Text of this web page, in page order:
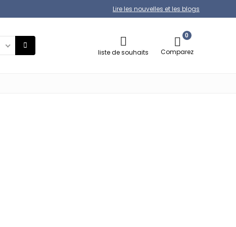
Lire les nouvelles et les blogs
liste de souhaits
0
Comparez